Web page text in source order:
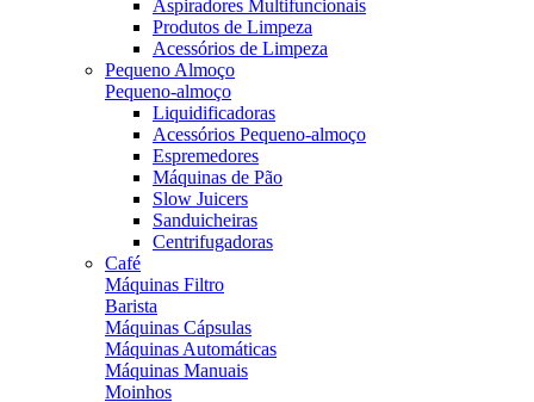
Aspiradores Multifuncionais
Produtos de Limpeza
Acessórios de Limpeza
Pequeno Almoço
Pequeno-almoço
Liquidificadoras
Acessórios Pequeno-almoço
Espremedores
Máquinas de Pão
Slow Juicers
Sanduicheiras
Centrifugadoras
Café
Máquinas Filtro
Barista
Máquinas Cápsulas
Máquinas Automáticas
Máquinas Manuais
Moinhos